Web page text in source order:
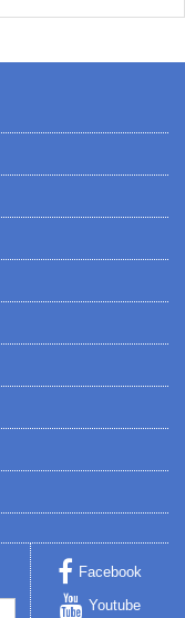
Facebook
Youtube